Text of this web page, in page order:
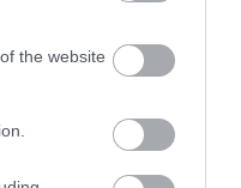
the website
Feedek
RSS 2.0
bejegyzések,kommentek
bejegyzések,kommentek